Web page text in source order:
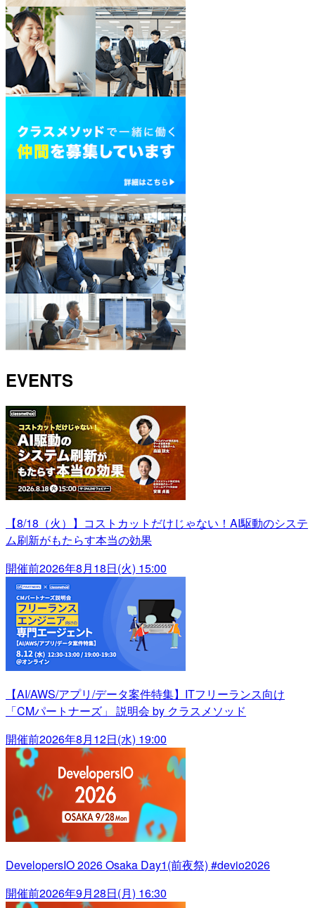
EVENTS
【8/18（火）】コストカットだけじゃない！AI駆動のシステ
ム刷新がもたらす本当の効果
開催前2026年8月18日(火) 15:00
【AI/AWS/アプリ/データ案件特集】ITフリーランス向け
「CMパートナーズ」 説明会 by クラスメソッド
開催前2026年8月12日(水) 19:00
DevelopersIO 2026 Osaka Day1(前夜祭) #devio2026
開催前2026年9月28日(月) 16:30